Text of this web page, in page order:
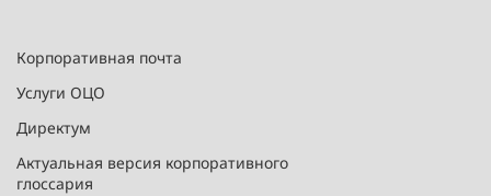
Корпоративная почта
Услуги ОЦО
Директум
Актуальная версия корпоративного
глоссария